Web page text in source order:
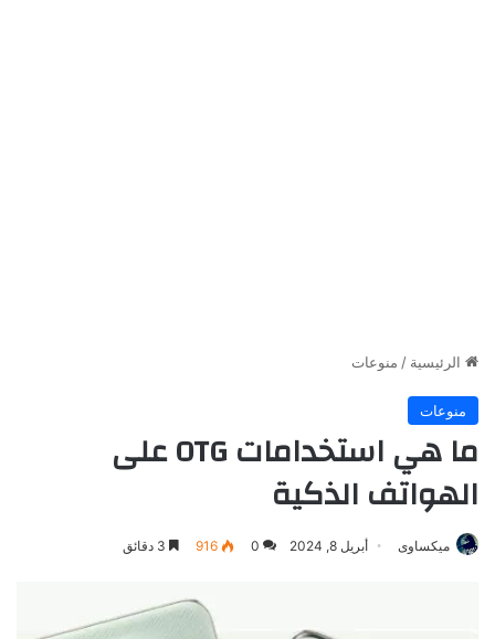
الرئيسية / منوعات
منوعات
ما هي استخدامات OTG على
الهواتف الذكية
ميكساوى أبريل 8, 2024 0
916